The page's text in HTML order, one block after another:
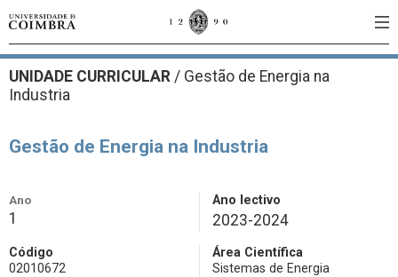
UNIDADE CURRICULAR / Gestão de Energia na
Industria
Gestão de Energia na Industria
Ano
1
Ano lectivo
2023-2024
Código
02010672
Área Científica
Sistemas de Energia